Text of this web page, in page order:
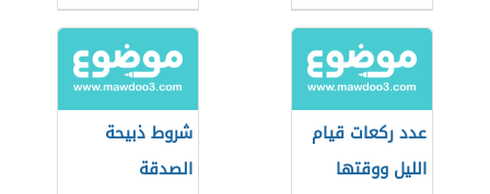
عدد ركعات قيام
الليل ووقتها
شروط ذبيحة
الصدقة